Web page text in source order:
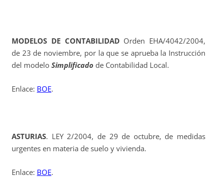
MODELOS DE CONTABILIDADOrden EHA/4042/2004,
de 23 de noviembre, por la que se aprueba la Instrucción
del modelo Simplificado de Contabilidad Local.
Enlace: BOE.
ASTURIAS. LEY 2/2004, de 29 de octubre, de medidas
urgentes en materia de suelo y vivienda.
Enlace: BOE.